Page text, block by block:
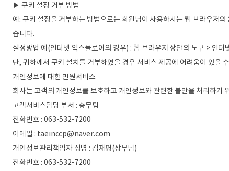
▶ 쿠키 설정 거부 방법
예: 쿠키 설정을 거부하는 방법으로는 회원님이 사용하시는 웹 브라우저
습니다.
설정방법 예(인터넷 익스플로어의 경우) : 웹 브라우저 상단의 도구 > 인터
단, 귀하께서 쿠키 설치를 거부하였을 경우 서비스 제공에 어려움이 있을
개인정보에 대한 민원서비스
회사는 고객의 개인정보를 보호하고 개인정보와 관련한 불만을 처리하기
고객서비스담당 부서 : 총무팀
전화번호 : 063-532-7200
이메일 : taeinccp@naver.com
개인정보관리책임자 성명 : 김재평(상무님)
전화번호 : 063-532-7200